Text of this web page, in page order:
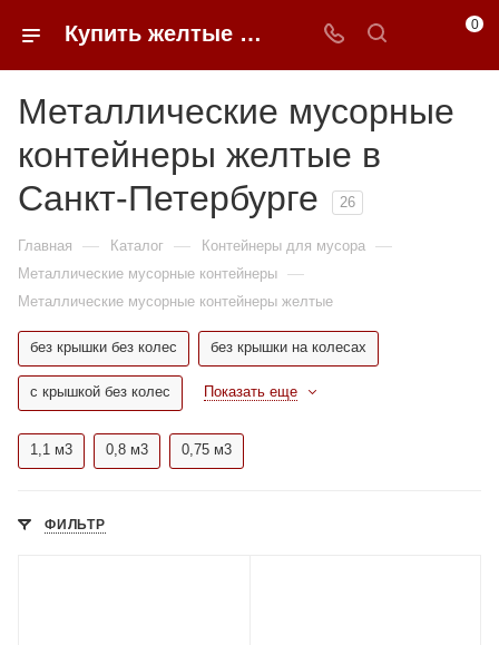
Купить желтые металлические мусорные контейнеры в Санкт-Петербурге недорого | 0FFER 0
Металлические мусорные
контейнеры желтые в
Санкт-Петербурге
26
Главная — Каталог — Контейнеры для мусора —
Металлические мусорные контейнеры —
Металлические мусорные контейнеры желтые
без крышки без колес без крышки на колесах
с крышкой без колес Показать еще
1,1 м3 0,8 м3 0,75 м3
ФИЛЬТР